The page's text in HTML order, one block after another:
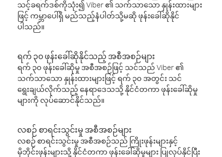
သင့်ခရက်ဒစ်ကိုသုံး၍ Viber ၏ သက်သာသော နှုန်းထားများ
ဖြင့် ကမ္ဘာပေါ်ရှိ မည်သည့်နံပါတ်သို့မဆို ဖုန်းခေါ်ဆိုနိုင်
ပါသည်။
ရက် ၃၀ ဖုန်းခေါ်ဆိုနိုင်သည့် အစီအစဉ်များ
ရက် ၃၀ ဖုန်းခေါ်ဆိုမှု အစီအစဉ်ဖြင့် သင်သည် Viber ၏
သက်သာသော နှုန်းထားများဖြင့် ရက် ၃၀ အတွင်း သင်
ရွေးချယ်လိုက်သည့် နေရာဒေသသို့ နိုင်ငံတကာ ဖုန်းခေါ်ဆိုမှု
များကို လုပ်ဆောင်နိုင်သည်။
လစဉ် စာရင်းသွင်းမှု အစီအစဉ်များ
လစဉ် စာရင်းသွင်းမှု အစီအစဉ်သည် ကြိုးဖုန်းများနှင့်
မိုဘိုင်းဖုန်းများသို့ နိုင်ငံတကာ ဖုန်းခေါ်ဆိုမှုများ ပြုလုပ်နိုင်ပြီး